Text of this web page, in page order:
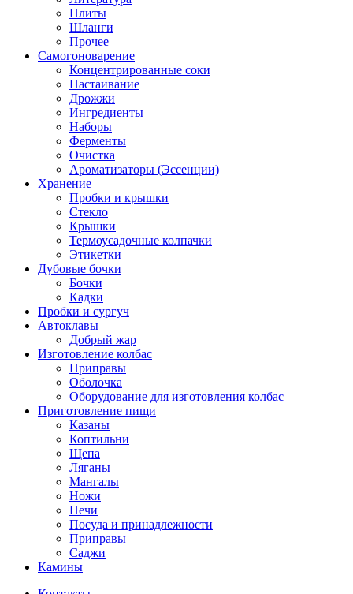
Плиты
Шланги
Прочее
Самогоноварение
Концентрированные соки
Настаивание
Дрожжи
Ингредиенты
Наборы
Ферменты
Очистка
Ароматизаторы (Эссенции)
Хранение
Пробки и крышки
Стекло
Крышки
Термоусадочные колпачки
Этикетки
Дубовые бочки
Бочки
Кадки
Пробки и сургуч
Автоклавы
Добрый жар
Изготовление колбас
Приправы
Оболочка
Оборудование для изготовления колбас
Приготовление пищи
Казаны
Коптильни
Щепа
Ляганы
Мангалы
Ножи
Печи
Посуда и принадлежности
Приправы
Саджи
Камины